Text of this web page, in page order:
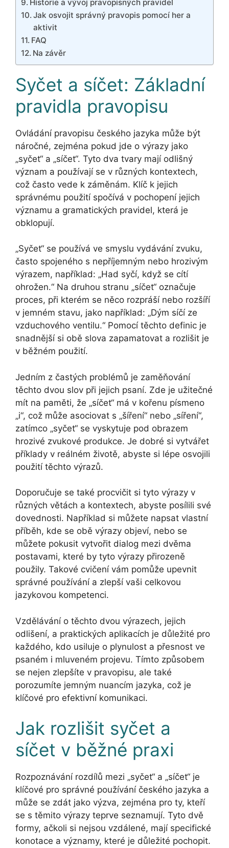
Historie a vývoj pravopisných pravidel
Jak osvojit správný pravopis pomocí her a
aktivit
FAQ
Na závěr
Syčet a síčet: Základní
pravidla pravopisu
Ovládání pravopisu českého jazyka může být
náročné, zejména pokud jde o výrazy jako
„syčet“ a „síčet“. Tyto dva tvary mají odlišný
význam a používají se v různých kontextech,
což často vede k záměnám. Klíč k jejich
správnému použití spočívá v pochopení jejich
významu a gramatických pravidel, která je
obklopují.
„Syčet“ se používá ve smyslu vydávání zvuku,
často spojeného s nepříjemným nebo hrozivým
výrazem, například: „Had syčí, když se cítí
ohrožen.“ Na druhou stranu „síčet“ označuje
proces, při kterém se něco rozpráší nebo rozšíří
v jemném stavu, jako například: „Dým síčí ze
vzduchového ventilu.“ Pomocí těchto definic je
snadnější si obě slova zapamatovat a rozlišit je
v běžném použití.
Jedním z častých problémů je zaměňování
těchto dvou slov při jejich psaní. Zde je užitečné
mít na paměti, že „síčet“ má v kořenu písmeno
„i“, což může asociovat s „šíření“ nebo „síření“,
zatímco „syčet“ se vyskytuje pod obrazem
hrozivé zvukové produkce. Je dobré si vytvářet
příklady v reálném životě, abyste si lépe osvojili
použití těchto výrazů.
Doporučuje se také procvičit si tyto výrazy v
různých větách a kontextech, abyste posílili své
dovednosti. Například si můžete napsat vlastní
příběh, kde se obě výrazy objeví, nebo se
můžete pokusit vytvořit dialog mezi dvěma
postavami, které by tyto výrazy přirozeně
použily. Takové cvičení vám pomůže upevnit
správné používání a zlepší vaši celkovou
jazykovou kompetenci.
Vzdělávání o těchto dvou výrazech, jejich
odlišení, a praktických aplikacích je důležité pro
každého, kdo usiluje o plynulost a přesnost ve
psaném i mluveném projevu. Tímto způsobem
se nejen zlepšíte v pravopisu, ale také
porozumíte jemným nuancím jazyka, což je
klíčové pro efektivní komunikaci.
Jak rozlišit syčet a
síčet v běžné praxi
Rozpoznávání rozdílů mezi „syčet“ a „síčet“ je
klíčové pro správné používání českého jazyka a
může se zdát jako výzva, zejména pro ty, kteří
se s těmito výrazy teprve seznamují. Tyto dvě
formy, ačkoli si nejsou vzdálené, mají specifické
konotace a významy, které je důležité pochopit.